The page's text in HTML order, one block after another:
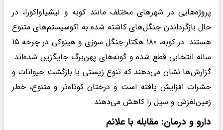
پروژه‌هایی در شهرهای مختلف مانند کوبه و نیشیاواکورا، در
حال بازگرداندن جنگل‌های کاشته شده به اکوسیستم‌های متنوع
هستند. در کوبه، ۱۸۰ هکتار جنگل سوزی و هینوکی در چرخه ۱۵
ساله انتخابی قطع شده و گونه‌های پهن‌برگ جایگزین شده‌اند.
گزارش‌ها نشان می‌دهند که تنوع زیستی با بازگشت حیوانات و
حشرات افزایش یافته است و درختان کوتاه‌تر و متنوع، خطر
زمین‌لغزش و سیل را کاهش می‌دهند.
دارو و درمان: مقابله با علائم